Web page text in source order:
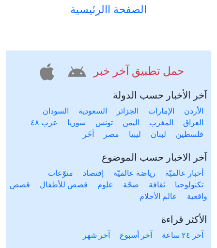
الصفحة االرئيسية
حمل تطبيق آخر خبر
آخر الأخبار حسب الدولة
الأردن الإمارات الجزائر السعودية
السودان
العراق
المغرب اليمن تونس سوريا
عرب ٤٨
فلسطين
لبنان ليبيا مصر آخَر
آخر الاخبار حسب الموضوع
أخبار عالميّة رياضة عالميّة إقتصاد
منوّعات
تكنولوجيا
ثقافة صحّة علوم قصص للأطفال
قصص
واقعية
عالم الأحلام
الأكثر قراءة
آخر ٢٤ ساعة آخر أسبوع آخر شهر